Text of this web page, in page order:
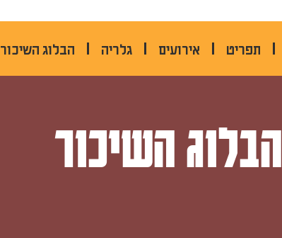
תפריט אירועים גלריה הבלוג השיכור
הבלוג השיכור